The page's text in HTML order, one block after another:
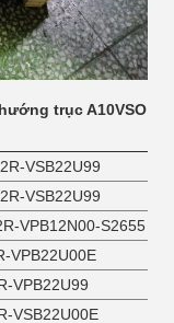
trục A10VSO
VSB22U99
VSB22U99
VPB12N00-S2655
VPB22U00E
VPB22U99
VSB22U00E